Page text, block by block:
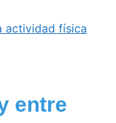
actividad física
entre